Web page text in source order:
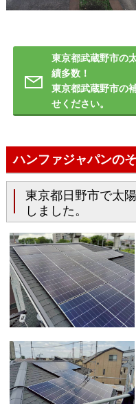
東京都武蔵野市の
績多数！
東京都武蔵野市の
せください。
ハンファジャパンの
東京都日野市で太
しました。